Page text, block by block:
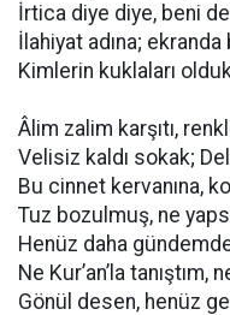
İrtica diye diye, beni
İlahiyat adına; ekranda
Kimlerin kuklaları
Âlim zalim karşıtı,
Velisiz kaldı sokak;
Bu cinnet kervanına,
Tuz bozulmuş, ne
Henüz daha
Ne Kur’an’la tanıştım,
Gönül desen, henüz